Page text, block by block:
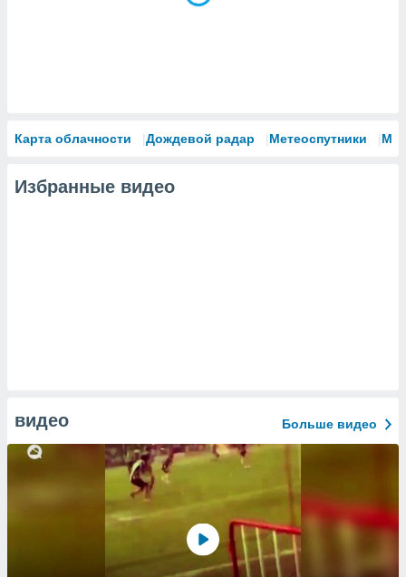
Карта облачности Дождевой радар Метеоспутники
Избранные видео
видео Больше видео